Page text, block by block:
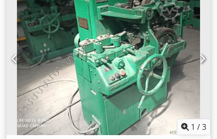
servohusillo Dodpfx Aiovbdq Rsvswa - 8 carros
independientes (8 ejes) Opcional (hasta 4 ejes): -
servocortador - servohiladores (adicionales) - movimiento
lateral del dedo enrollador - transferencia para elevar el
segundo ojo del muelle de tracción (tipo alemán).
Velocidad máxima de avance: 54 m/min. Dimensiones de la
máquina: 2,36 x 2,10 x 2,10 m. Peso de la máquina: 2.300
kg. Si tiene más preguntas, no dude en ponerse en
contacto con nosotros.
1 /3